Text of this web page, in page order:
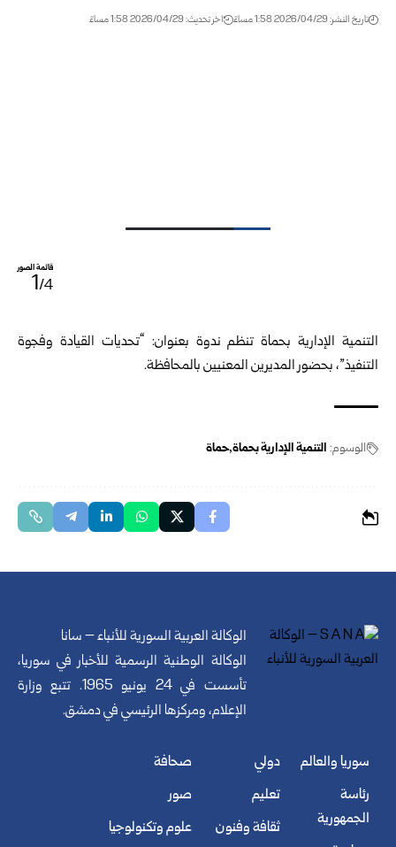
تاريخ النشر: 2026/04/29 1:58 مساءً اخر تحديث: 2026/04/29 1:58 مساءً
قائمة الصور
1/4
التنمية الإدارية بحماة تنظم ندوة بعنوان: “تحديات القيادة وفجوة
التنفيذ”، بحضور المديرين المعنيين بالمحافظة.
الوسوم: التنمية الإدارية بحماة حماة
الوكالة العربية السورية للأنباء – سانا
الوكالة الوطنية الرسمية للأخبار في سوريا،
تأسست في 24 يونيو 1965. تتبع وزارة
الإعلام، ومركزها الرئيسي في دمشق.
سوريا والعالم
رئاسة
الجمهورية
دولي
تعليم
ثقافة وفنون
صحافة
صور
علوم وتكنولوجيا